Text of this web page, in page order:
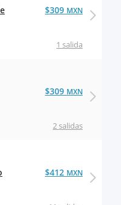
1 salida
$309 MXN
2 salidas
$309 MXN
$412 MXN